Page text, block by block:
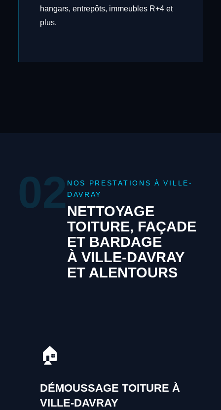
hangars, entrepôts, immeubles R+4 et
plus.
02 NOS PRESTATIONS À VILLE-
DAVRAY
NETTOYAGE
TOITURE, FAÇADE
ET BARDAGE
À VILLE-DAVRAY
ET ALENTOURS
🏠
DÉMOUSSAGE TOITURE À
VILLE-DAVRAY